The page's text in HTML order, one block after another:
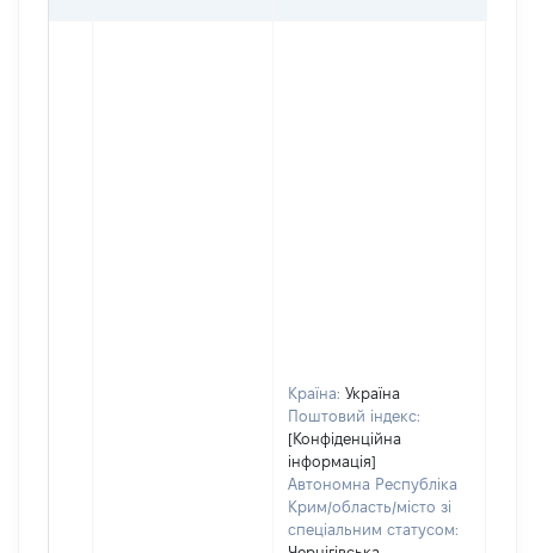
Країна: Україна
Поштовий індекс:
[Конфіденційна
інформація]
Автономна Республіка
Крим/область/місто зі
спеціальним статусом: